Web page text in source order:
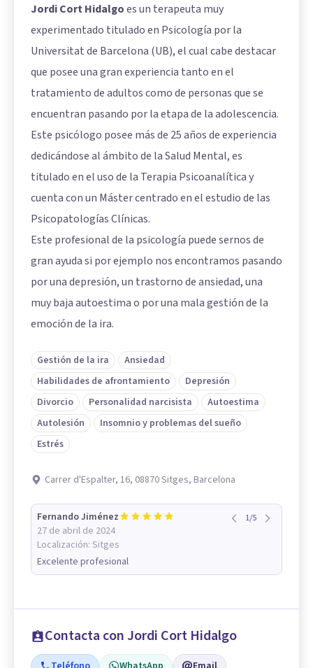
Jordi Cort Hidalgoes un terapeuta muy
experimentado titulado en Psicología por la
Universitat de Barcelona (UB), el cual cabe destacar
que posee una gran experiencia tanto en el
tratamiento de adultos como de personas que se
encuentran pasando por la etapa de la adolescencia.
Este psicólogo posee más de 25 años de experiencia
dedicándose al ámbito de la Salud Mental, es
titulado en el uso de la Terapia Psicoanalítica y
cuenta con un Máster centrado en el estudio de las
Psicopatologías Clínicas.
Este profesional de la psicología puede sernos de
gran ayuda si por ejemplo nos encontramos pasando
por una depresión, un trastorno de ansiedad, una
muy baja autoestima o por una mala gestión de la
emoción de la ira.
Gestión de la ira
Ansiedad
Habilidades de afrontamiento
Depresión
Divorcio
Personalidad narcisista
Autoestima
Autolesión
Insomnio y problemas del sueño
Estrés
Carrer d'Espalter, 16, 08870 Sitges, Barcelona
Fernando Jiménez
27 de abril de 2024
Localización: Sitges
1/5
Excelente profesional
Contacta con Jordi Cort Hidalgo